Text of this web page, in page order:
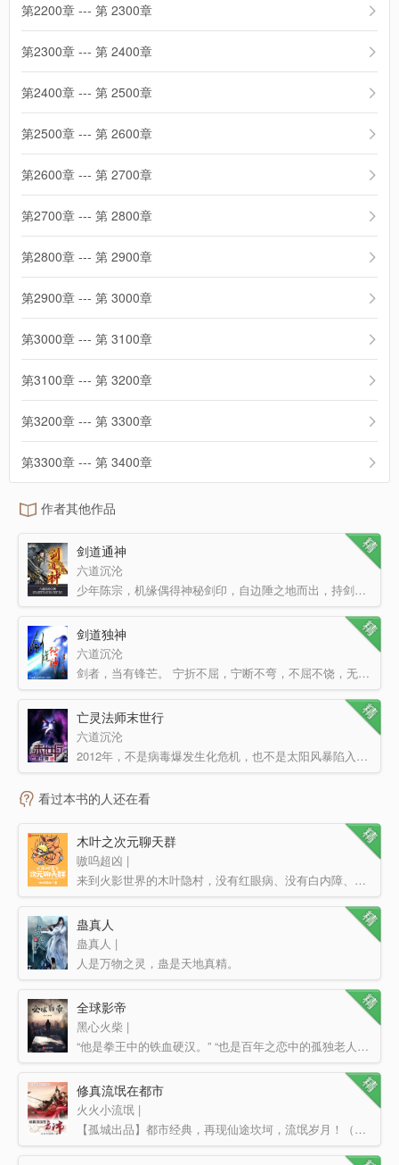
第2200章 --- 第 2300章
第2300章 --- 第 2400章
第2400章 --- 第 2500章
第2500章 --- 第 2600章
第2600章 --- 第 2700章
第2700章 --- 第 2800章
第2800章 --- 第 2900章
第2900章 --- 第 3000章
第3000章 --- 第 3100章
第3100章 --- 第 3200章
第3200章 --- 第 3300章
第3300章 --- 第 3400章
作者其他作品
剑道通神
六道沉沦
少年陈宗，机缘偶得神秘剑印，自边陲之地而出，持剑纵贯四海、横扫八方，转战大千世界直破云霄，力压无数天…
剑道独神
六道沉沦
剑者，当有锋芒。 宁折不屈，宁断不弯，不屈不饶，无所畏惧，任何一切阻碍一切抵挡，都无需犹豫…
亡灵法师末世行
六道沉沦
2012年，不是病毒爆发生化危机，也不是太阳风暴陷入黑暗，更不是冰川融化水泽成国，而是：恶魔降临生灵涂炭…
看过本书的人还在看
木叶之次元聊天群
嗷呜超凶 |
来到火影世界的木叶隐村，没有红眼病、没有白内障、没有骨质增生、不姓千手、不是大筒木。 就在柳生有…
蛊真人
蛊真人 |
人是万物之灵，蛊是天地真精。
昔日旧梦，同名新作。
一个穿越…
全球影帝
黑心火柴 |
“他是拳王中的铁血硬汉。” “也是百年之恋中的孤独老人。” “是股市大亨中花天酒地的金融巨鳄。”…
修真流氓在都市
火火小流氓 |
【孤城出品】都市经典，再现仙途坎坷，流氓岁月！（责任编辑勇行天下强烈推荐）刚被房东丢出门的他却又不幸…